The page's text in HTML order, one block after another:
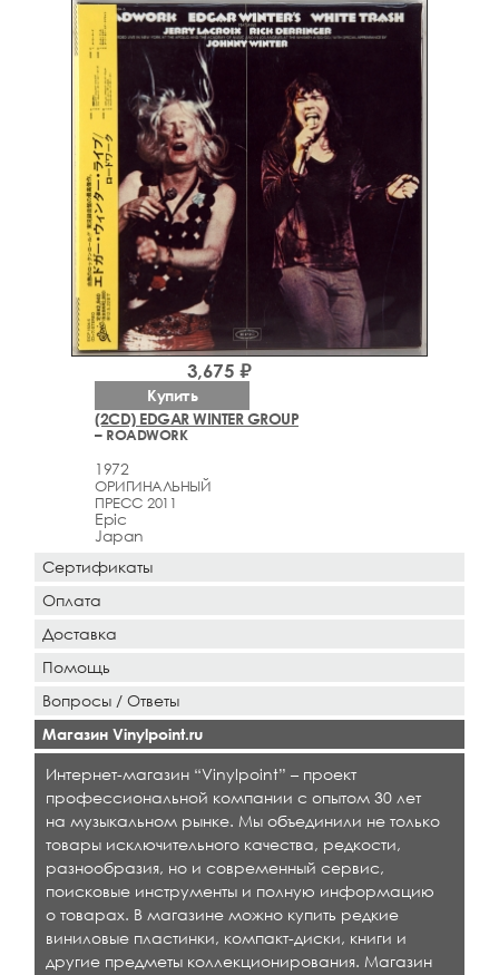
(2CD) EDGAR WINTER GROUP
– ROADWORK
1972
ОРИГИНАЛЬНЫЙ
ПРЕСС 2011
Epic
Japan
3,675 ₽
Купить
Сертификаты
Оплата
Доставка
Помощь
Вопросы / Ответы
Магазин Vinylpoint.ru
Интернет-магазин “Vinylpoint” – проект
профессиональной компании с опытом 30 лет
на музыкальном рынке. Мы объединили не только
товары исключительного качества, редкости,
разнообразия, но и современный сервис,
поисковые инструменты и полную информацию
о товарах. В магазине можно купить редкие
виниловые пластинки, компакт-диски, книги и
другие предметы коллекционирования. Магазин